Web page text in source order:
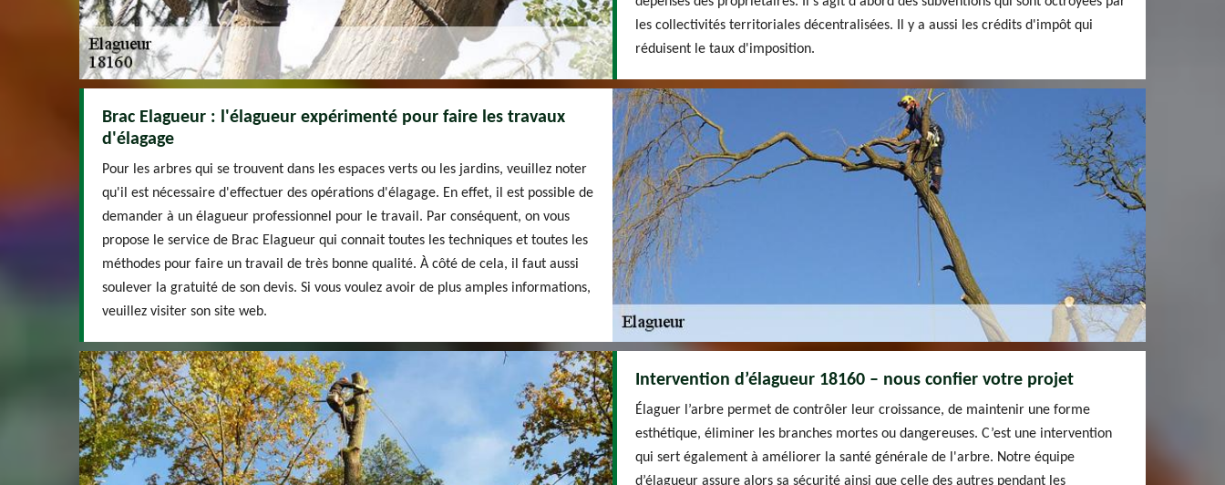
les collectivités territoriales décentralisées. Il y a aussi les crédits d'impôt qui
réduisent le taux d'imposition.
Brac Elagueur : l'élagueur expérimenté pour faire les travaux
d'élagage
Pour les arbres qui se trouvent dans les espaces verts ou les jardins, veuillez noter
qu'il est nécessaire d'effectuer des opérations d'élagage. En effet, il est possible de
demander à un élagueur professionnel pour le travail. Par conséquent, on vous
propose le service de Brac Elagueur qui connait toutes les techniques et toutes les
méthodes pour faire un travail de très bonne qualité. À côté de cela, il faut aussi
soulever la gratuité de son devis. Si vous voulez avoir de plus amples informations,
veuillez visiter son site web.
Intervention d’élagueur 18160 – nous confier votre projet
Élaguer l’arbre permet de contrôler leur croissance, de maintenir une forme
esthétique, éliminer les branches mortes ou dangereuses. C’est une intervention
qui sert également à améliorer la santé générale de l'arbre. Notre équipe
d’élagueur assure alors sa sécurité ainsi que celle des autres pendant les